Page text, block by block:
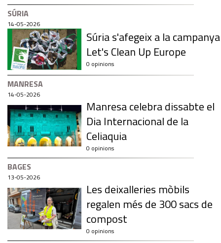
SÚRIA
14-05-2026
Súria s'afegeix a la campanya
Let's Clean Up Europe
0 opinions
MANRESA
14-05-2026
Manresa celebra dissabte el
Dia Internacional de la
Celiaquia
0 opinions
BAGES
13-05-2026
Les deixalleries mòbils
regalen més de 300 sacs de
compost
0 opinions